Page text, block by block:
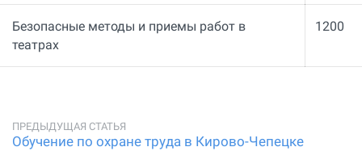
Безопасные методы и приемы работ в
театрах
1200
Обучение по охране труда в Кирово-Чепецке